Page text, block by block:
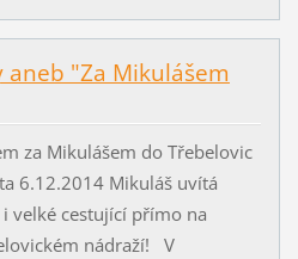
aneb "Za Mikulášem
za Mikulášem do Třebelovic
6.12.2014 Mikuláš uvítá
velké cestující přímo na
nádraží! V